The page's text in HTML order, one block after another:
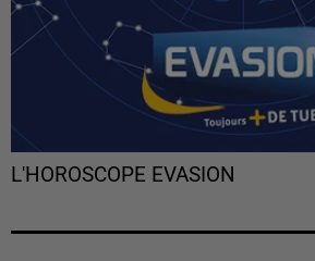
L'HOROSCOPE EVASION